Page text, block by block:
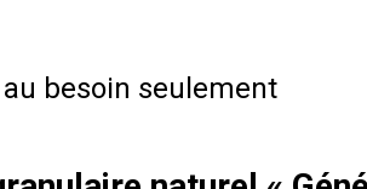
besoin seulement